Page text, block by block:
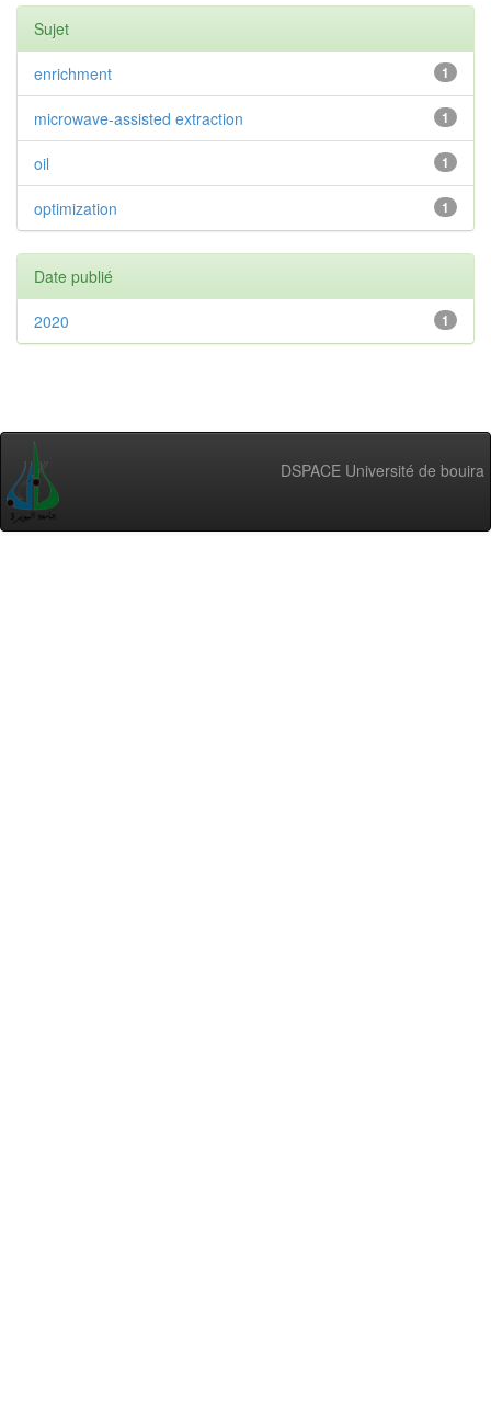
Sujet
1
enrichment
1
microwave-assisted extraction
1
oil
1
optimization
Date publié
1
2020
DSPACE Université de bouira